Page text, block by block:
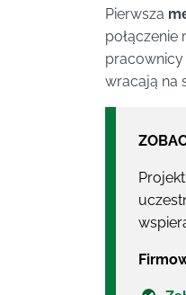
Pierwsza
pracownicy
wracają na